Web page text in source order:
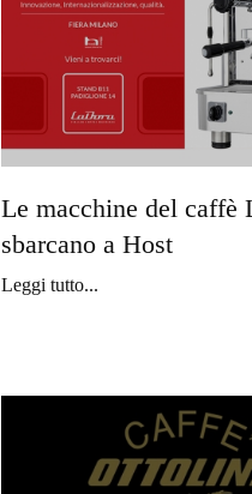
Le macchine del caffè
sbarcano a Host
Leggi tutto...